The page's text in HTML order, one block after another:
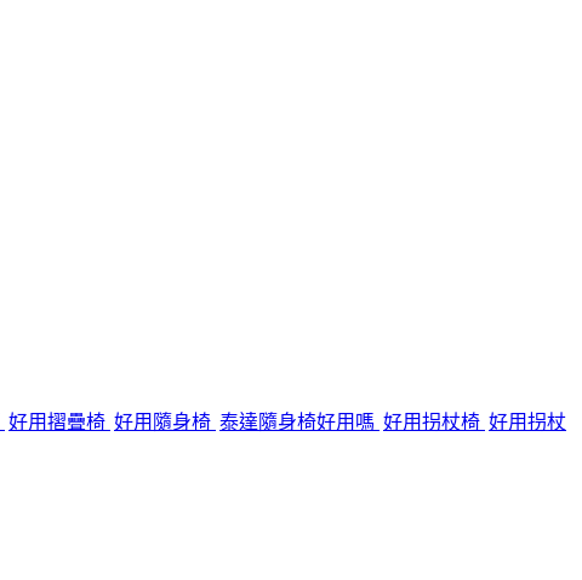
好用摺疊椅 好用隨身椅 泰達隨身椅好用嗎 好用拐杖椅 好用拐杖